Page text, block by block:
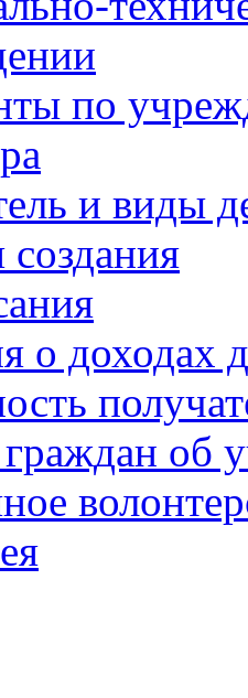
по
и виды
о доходах
об